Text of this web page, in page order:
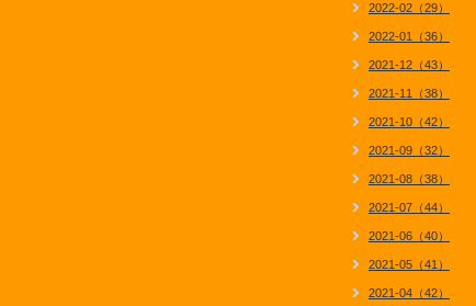
2022-02（29）
2022-01（36）
2021-12（43）
2021-11（38）
2021-10（42）
2021-09（32）
2021-08（38）
2021-07（44）
2021-06（40）
2021-05（41）
2021-04（42）